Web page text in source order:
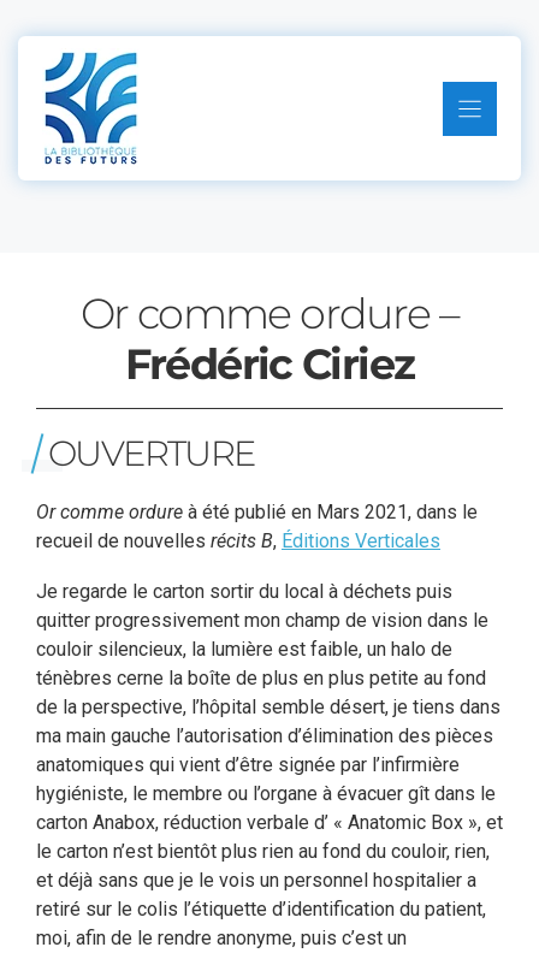
contenu
Or comme ordure –
Frédéric Ciriez
OUVERTURE
Or comme ordure à été publié en Mars 2021, dans le
recueil de nouvelles récits B, Éditions Verticales
Je regarde le carton sortir du local à déchets puis
quitter progressivement mon champ de vision dans le
couloir silencieux, la lumière est faible, un halo de
ténèbres cerne la boîte de plus en plus petite au fond
de la perspective, l’hôpital semble désert, je tiens dans
ma main gauche l’autorisation d’élimination des pièces
anatomiques qui vient d’être signée par l’infirmière
hygiéniste, le membre ou l’organe à évacuer gît dans le
carton Anabox, réduction verbale d’ « Anatomic Box », et
le carton n’est bientôt plus rien au fond du couloir, rien,
et déjà sans que je le vois un personnel hospitalier a
retiré sur le colis l’étiquette d’identification du patient,
moi, afin de le rendre anonyme, puis c’est un